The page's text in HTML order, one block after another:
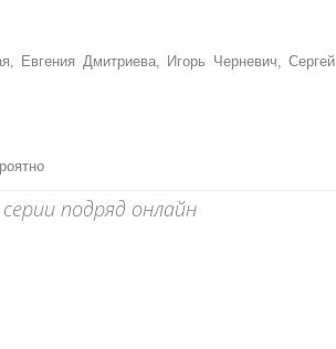
Дмитриева, Игорь Черневич, Сергей
подряд онлайн